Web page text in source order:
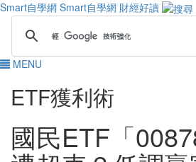
Smart自學網 Smart自學網 財經好讀
MENU
ETF獲利術
國民ETF「